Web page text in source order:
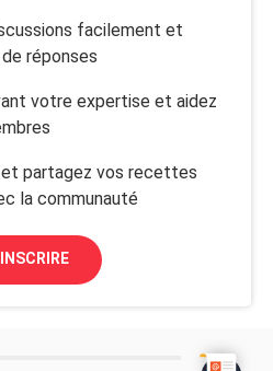
facilement et
réponses
votre expertise et aidez
et partagez vos recettes
la communauté